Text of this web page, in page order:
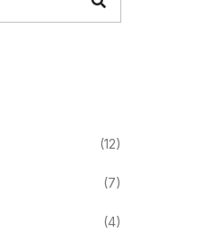
(12)
(7)
(4)